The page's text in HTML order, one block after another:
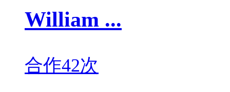
William ...
合作42次